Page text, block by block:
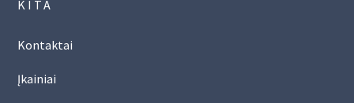
KITA
Kontaktai
Įkainiai